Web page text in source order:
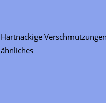
Hartnäckige
ähnliches